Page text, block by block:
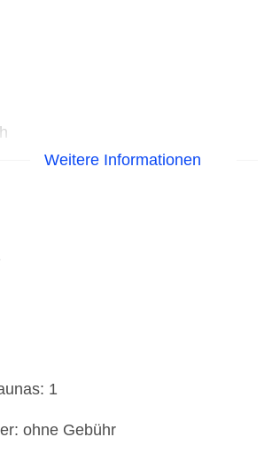
Weitere Informationen
1
ohne Gebühr